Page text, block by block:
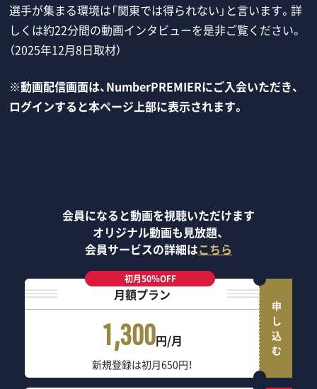
選手が集まる環境は「関東では得られない」と言います。詳
しくは約22分間の動画インタビューを是非ご覧ください。
（2025年12月8日取材）
※動画配信画面は、NumberPREMIERにご入会いただき、
ログインすると本ページ上部に表示されます。
会員になると動画を視聴いただけます
オリジナル動画も見放題、
会員サービスの詳細はこちら
初月50％OFF
月額プラン
1,300円/月
新規登録は初月650円！
申し込む